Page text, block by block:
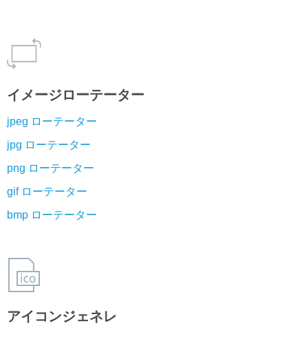
イメージローテーター
jpeg ローテーター
jpg ローテーター
png ローテーター
gif ローテーター
bmp ローテーター
アイコンジェネレ